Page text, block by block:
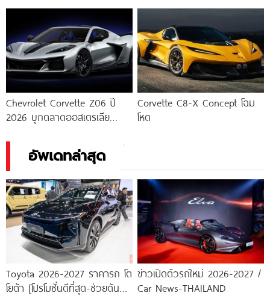
Chevrolet Corvette Z06 ปี
2026 บุกตลาดออสเตรเลีย
12 Hour
Corvette C8-X Concept โฉม
โหด
อัพเดทล่าสุด
Toyota 2026-2027 ราคารถ โต
โยต้า [โปรโมชั่นดีที่สุด-ช่วยดันทุก
ข่าวเปิดตัวรถใหม่ 2026-2027 /
Car News-THAILAND